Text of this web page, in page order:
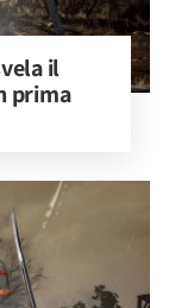
il
prima